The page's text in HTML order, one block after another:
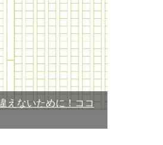
えないために！ココ